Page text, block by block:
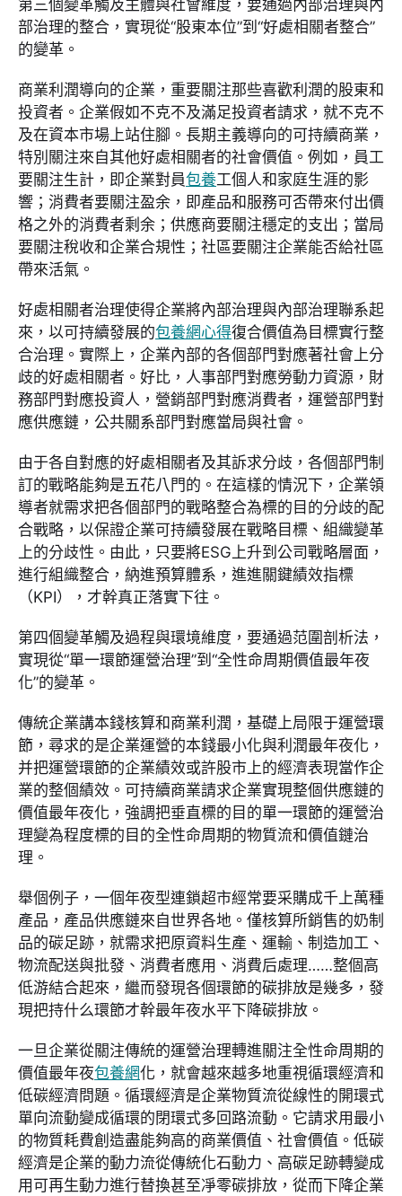
第三個變革觸及主體與社會維度，要通過內部治理與內
部治理的整合，實現從“股東本位”到“好處相關者整合”
的變革。
商業利潤導向的企業，重要關注那些喜歡利潤的股東和
投資者。企業假如不克不及滿足投資者請求，就不克不
及在資本市場上站住腳。長期主義導向的可持續商業，
特別關注來自其他好處相關者的社會價值。例如，員工
要關注生計，即企業對員包養工個人和家庭生涯的影
響；消費者要關注盈余，即產品和服務可否帶來付出價
格之外的消費者剩余；供應商要關注穩定的支出；當局
要關注稅收和企業合規性；社區要關注企業能否給社區
帶來活氣。
好處相關者治理使得企業將內部治理與內部治理聯系起
來，以可持續發展的包養網心得復合價值為目標實行整
合治理。實際上，企業內部的各個部門對應著社會上分
歧的好處相關者。好比，人事部門對應勞動力資源，財
務部門對應投資人，營銷部門對應消費者，運營部門對
應供應鏈，公共關系部門對應當局與社會。
由于各自對應的好處相關者及其訴求分歧，各個部門制
訂的戰略能夠是五花八門的。在這樣的情況下，企業領
導者就需求把各個部門的戰略整合為標的目的分歧的配
合戰略，以保證企業可持續發展在戰略目標、組織變革
上的分歧性。由此，只要將ESG上升到公司戰略層面，
進行組織整合，納進預算體系，進進關鍵績效指標
（KPI），才幹真正落實下往。
第四個變革觸及過程與環境維度，要通過范圍剖析法，
實現從“單一環節運營治理”到“全性命周期價值最年夜
化”的變革。
傳統企業講本錢核算和商業利潤，基礎上局限于運營環
節，尋求的是企業運營的本錢最小化與利潤最年夜化，
并把運營環節的企業績效或許股市上的經濟表現當作企
業的整個績效。可持續商業請求企業實現整個供應鏈的
價值最年夜化，強調把垂直標的目的單一環節的運營治
理變為程度標的目的全性命周期的物質流和價值鏈治
理。
舉個例子，一個年夜型連鎖超市經常要采購成千上萬種
產品，產品供應鏈來自世界各地。僅核算所銷售的奶制
品的碳足跡，就需求把原資料生產、運輸、制造加工、
物流配送與批發、消費者應用、消費后處理……整個高
低游結合起來，繼而發現各個環節的碳排放是幾多，發
現把持什么環節才幹最年夜水平下降碳排放。
一旦企業從關注傳統的運營治理轉進關注全性命周期的
價值最年夜包養網化，就會越來越多地重視循環經濟和
低碳經濟問題。循環經濟是企業物質流從線性的開環式
單向流動變成循環的閉環式多回路流動。它請求用最小
的物質耗費創造盡能夠高的商業價值、社會價值。低碳
經濟是企業的動力流從傳統化石動力、高碳足跡轉變成
用可再生動力進行替換甚至凈零碳排放，從而下降企業